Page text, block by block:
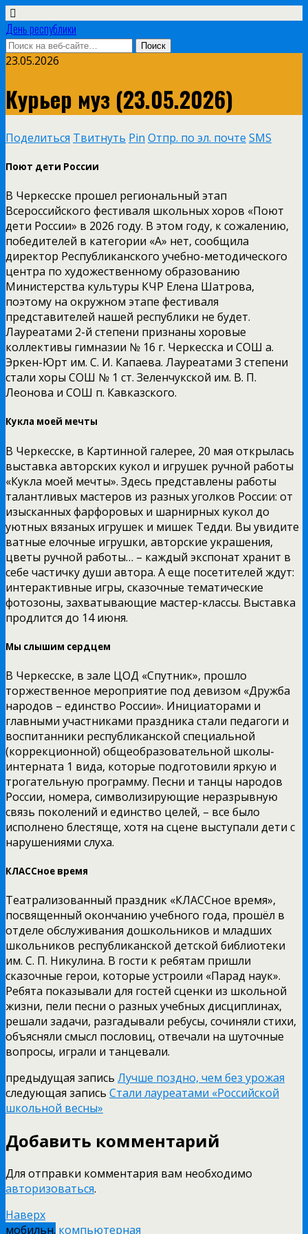
День республики
23.05.2026
Курьер муз (23.05.2026)
Поделиться Твитнуть Pin Отпр. по эл. почте SMS
Поют дети России
В Черкесске прошел региональный этап
Всероссийского фестиваля школьных хоров «Поют
дети России» в 2026 году. В этом году, к сожалению,
победителей в категории «А» нет, сообщила
директор Республиканского учебно-методического
центра по художественному образованию
Министерства культуры КЧР Елена Шатрова,
поэтому на окружном этапе фестиваля
представителей нашей республики не будет.
Лауреатами 2-й степени признаны хоровые
коллективы гимназии № 16 г. Черкесска и СОШ а.
Эркен-Юрт им. С. И. Капаева. Лауреатами 3 степени
стали хоры СОШ № 1 ст. Зеленчукской им. В. П.
Леонова и СОШ п. Кавказского.
Кукла моей мечты
В Черкесске, в Картинной галерее, 20 мая открылась
выставка авторских кукол и игрушек ручной работы
«Кукла моей мечты». Здесь представлены работы
талантливых мастеров из разных уголков России: от
изысканных фарфоровых и шарнирных кукол до
уютных вязаных игрушек и мишек Тедди. Вы увидите
ватные елочные игрушки, авторские украшения,
цветы ручной работы… – каждый экспонат хранит в
себе частичку души автора. А еще посетителей ждут:
интерактивные игры, сказочные тематические
фотозоны, захватывающие мастер-классы. Выставка
продлится до 14 июня.
Мы слышим сердцем
В Черкесске, в зале ЦОД «Спутник», прошло
торжественное мероприятие под девизом «Дружба
народов – единство России». Инициаторами и
главными участниками праздника стали педагоги и
воспитанники республиканской специальной
(коррекционной) общеобразовательной школы-
интерната 1 вида, которые подготовили яркую и
трогательную программу. Песни и танцы народов
России, номера, символизирующие неразрывную
связь поколений и единство целей, – все было
исполнено блестяще, хотя на сцене выступали дети с
нарушениями слуха.
КЛАССное время
Театрализованный праздник «КЛАССное время»,
посвященный окончанию учебного года, прошёл в
отделе обслуживания дошкольников и младших
школьников республиканской детской библиотеки
им. С. П. Никулина. В гости к ребятам пришли
сказочные герои, которые устроили «Парад наук».
Ребята показывали для гостей сценки из школьной
жизни, пели песни о разных учебных дисциплинах,
решали задачи, разгадывали ребусы, сочиняли стихи,
объясняли смысл пословиц, отвечали на шуточные
вопросы, играли и танцевали.
предыдущая запись Лучше поздно, чем без урожая
следующая запись Стали лауреатами «Российской
школьной весны»
Добавить комментарий
Для отправки комментария вам необходимо
авторизоваться.
Наверх
мобильн. компьютерная